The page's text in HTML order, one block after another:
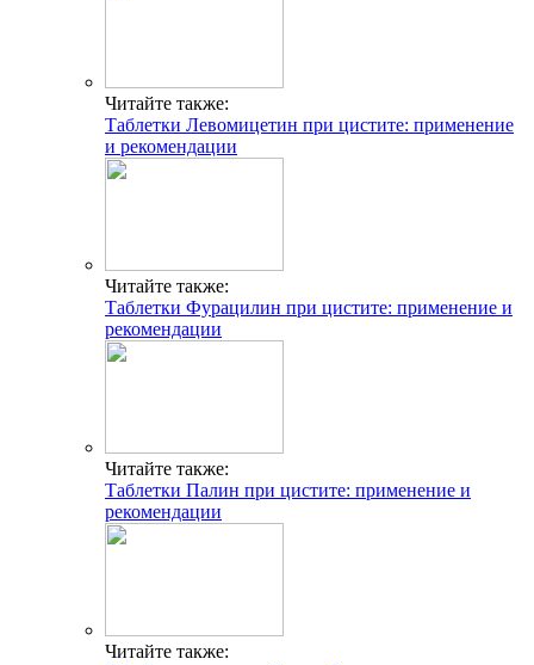
Читайте также:
Таблетки Левомицетин при цистите: применение
и рекомендации
Читайте также:
Таблетки Фурацилин при цистите: применение и
рекомендации
Читайте также:
Таблетки Палин при цистите: применение и
рекомендации
Читайте также: